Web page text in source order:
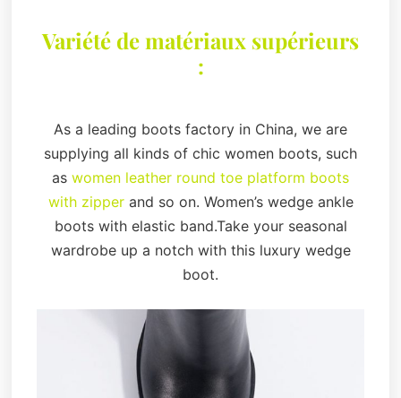
Variété de matériaux supérieurs
:
As a leading boots factory in China, we are
supplying all kinds of chic women boots, such
as women leather round toe platform boots
with zipperand so on. Women’s wedge ankle
boots with elastic band.Take your seasonal
wardrobe up a notch with this luxury wedge
boot.